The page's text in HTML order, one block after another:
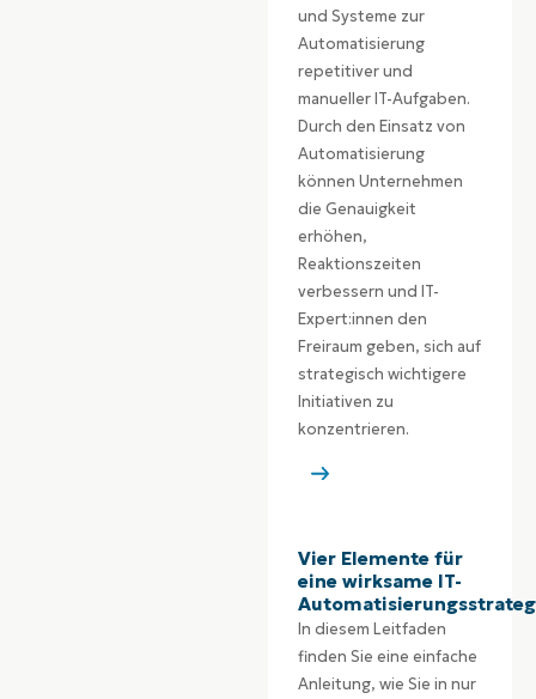
und Systeme zur
Automatisierung
repetitiver und
manueller IT-Aufgaben.
Durch den Einsatz von
Automatisierung
können Unternehmen
die Genauigkeit
erhöhen,
Reaktionszeiten
verbessern und IT-
Expert:innen den
Freiraum geben, sich auf
strategisch wichtigere
Initiativen zu
konzentrieren.
Vier Elemente für
eine wirksame IT-
In diesem Leitfaden
finden Sie eine einfache
Anleitung, wie Sie in nur